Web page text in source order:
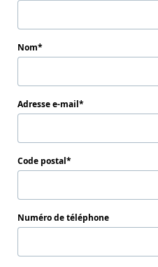
Nom
Adresse e-mail
Code postal
Numéro de téléphone